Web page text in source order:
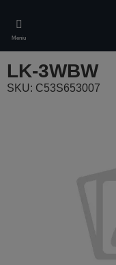
main
content
Meniu
LK-3WBW
SKU: C53S653007